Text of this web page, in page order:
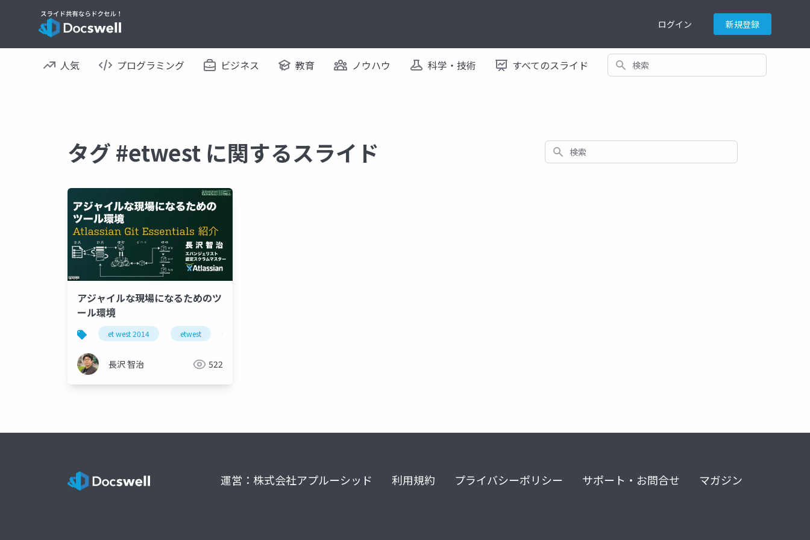
ログイン 新規登録
人気 プログラミング ビジネス 教育 ノウハウ 科学・技術 すべてのスライド 検索
タグ #etwest に関するスライド 検索
アジャイルな現場になるためのツ
ール環境
et west 2014 etwest
長沢 智治 522
運営：株式会社アプルーシッド 利用規約 プライバシーポリシー サポート・お問合せ マガジン